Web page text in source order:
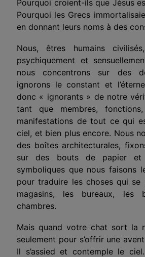
Pour­quoi croient-ils que Jésus
Pour­quoi les Grecs
en donnant leurs noms à des
Nous, êtres humains
psychiquement et
nous concentrons sur des
ignorons le constant et
donc « igno­rants » de notre
tant que membres,
manifestations de tout ce qui
ciel, et bien plus encore. Nous
des boîtes archi­tecturales,
sur des bouts de papier
symboliques que nous faisons
pour traduire les choses qui se
magasins, les bureaux, les
chambres.
Mais quand votre chat sort la
seulement pour s’offrir une
Il s’assied et contemple le